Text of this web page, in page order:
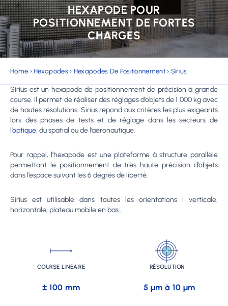
HEXAPODE POUR
POSITIONNEMENT DE FORTES
CHARGES
Home ›Hexapodes› Hexapodes De Positionnement› Sirius
Sirius est un hexapode de positionnement de précision à grande
course. Il permet de réaliser des réglages d’objets de 1 000 kg avec
de hautes résolutions. Sirius répond aux critères les plus exigeants
lors des phases de tests et de réglage dans les secteurs de
l’optique, du spatial ou de l’aéronautique.
Pour rappel, l’hexapode est une plateforme à structure parallèle
permettant le positionnement de très haute précision d’objets
dans l’espace suivant les 6 degrés de liberté.
Sirius est utilisable dans toutes les orientations : verticale,
horizontale, plateau mobile en bas…
COURSE LINÉAIRE
± 100 mm
RÉSOLUTION
5 µm à 10 µm